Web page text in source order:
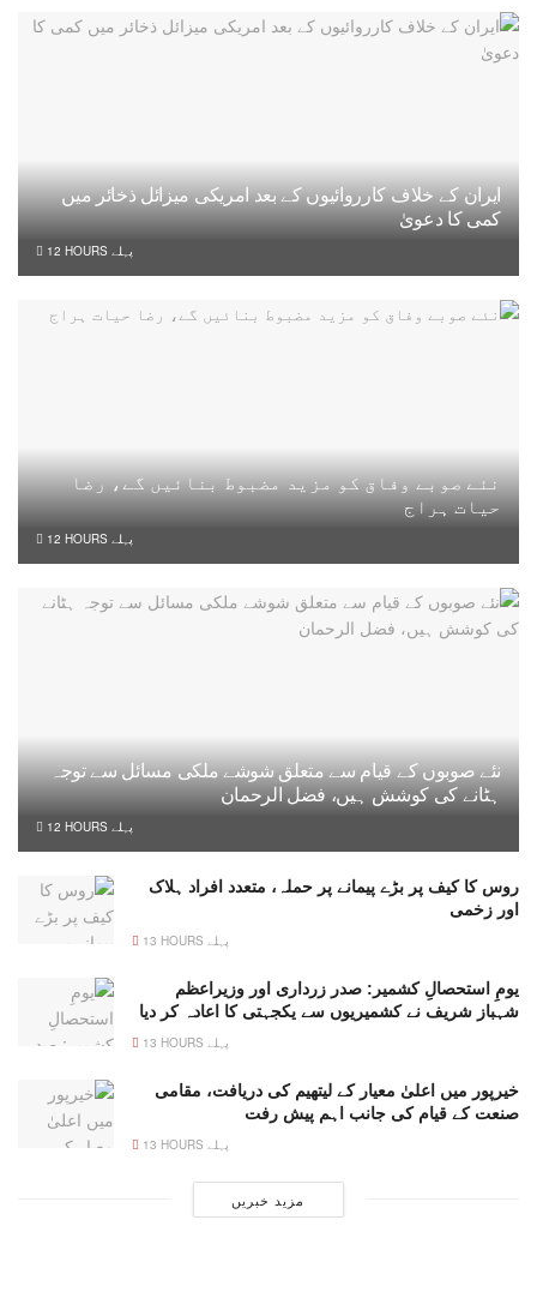
ایران کے خلاف کارروائیوں کے بعد امریکی میزائل ذخائر میں
کمی کا دعویٰ
12 HOURS پہلے
نئے صوبے وفاق کو مزید مضبوط بنائیں گے، رضا
حیات ہراج
12 HOURS پہلے
نئے صوبوں کے قیام سے متعلق شوشے ملکی مسائل سے توجہ
ہٹانے کی کوشش ہیں، فضل الرحمان
12 HOURS پہلے
روس کا کیف پر بڑے پیمانے پر حملہ، متعدد افراد ہلاک
اور زخمی
13 HOURS پہلے
یومِ استحصالِ کشمیر: صدر زرداری اور وزیراعظم
شہباز شریف نے کشمیریوں سے یکجہتی کا اعادہ کر دیا
13 HOURS پہلے
خیرپور میں اعلیٰ معیار کے لیتھیم کی دریافت، مقامی
صنعت کے قیام کی جانب اہم پیش رفت
13 HOURS پہلے
مزید خبریں